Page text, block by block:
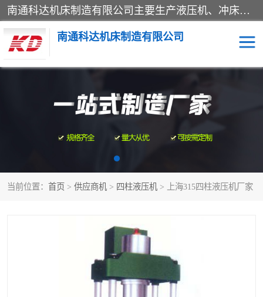
南通科达机床制造有限公司主要生产液压机、冲床、压力机等产品；本公司采用现代化企业的管理方法进行管理，立足于产品的质量管理，以优秀的品质、新颖的设计、合理的价格、完善的服务赢得广大客户的充分信赖和良好的口碑。领导层将运用科学管理方法及长期积累下来的经验和广泛领域吸取来新的技术不断调整产品结构，为市场提供精良的各类机械设备。企业将坚持与国内外各界朋友，真诚合作，共创辉煌。
南通科达机床制造有限公司
当前位置： 首页 > 供应商机 > 四柱液压机 > 上海315四柱液压机厂家
四柱液压机 液压机
卷板机